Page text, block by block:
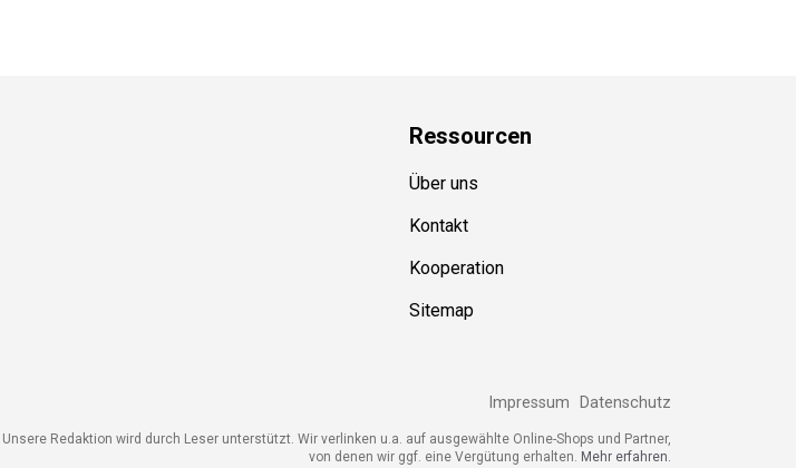
Ressourcen
Über uns
Kontakt
Kooperation
Sitemap
Impressum Datenschutz
Unsere Redaktion wird durch Leser unterstützt. Wir verlinken u.a. auf ausgewählte Online-Shops und Partner,
von denen wir ggf. eine Vergütung erhalten. Mehr erfahren.